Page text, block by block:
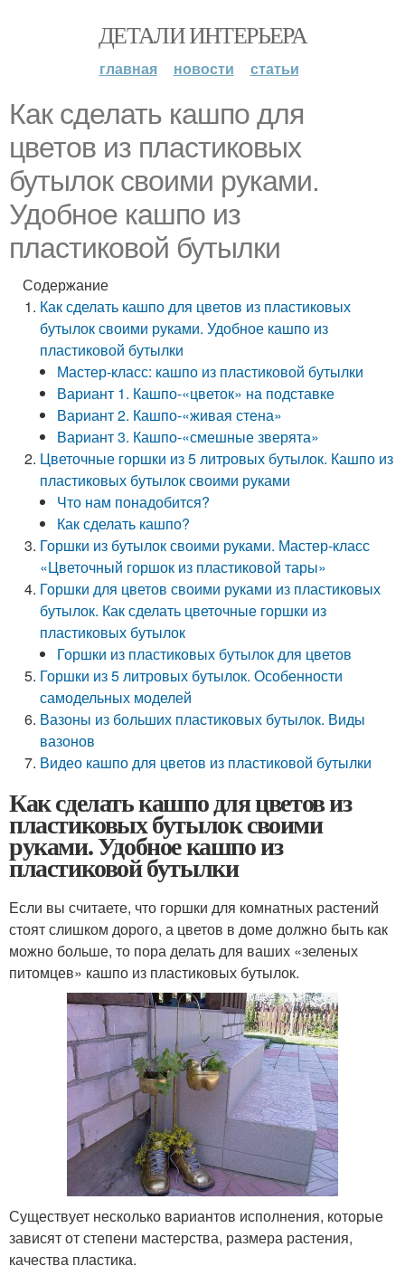
ДЕТАЛИ ИНТЕРЬЕРА
главная новости статьи
Как сделать кашпо для
цветов из пластиковых
бутылок своими руками.
Удобное кашпо из
пластиковой бутылки
Содержание
Как сделать кашпо для цветов из пластиковых
бутылок своими руками. Удобное кашпо из
пластиковой бутылки
Мастер-класс: кашпо из пластиковой бутылки
Вариант 1. Кашпо-«цветок» на подставке
Вариант 2. Кашпо-«живая стена»
Вариант 3. Кашпо-«смешные зверята»
Цветочные горшки из 5 литровых бутылок. Кашпо из
пластиковых бутылок своими руками
Что нам понадобится?
Как сделать кашпо?
Горшки из бутылок своими руками. Мастер-класс
«Цветочный горшок из пластиковой тары»
Горшки для цветов своими руками из пластиковых
бутылок. Как сделать цветочные горшки из
пластиковых бутылок
Горшки из пластиковых бутылок для цветов
Горшки из 5 литровых бутылок. Особенности
самодельных моделей
Вазоны из больших пластиковых бутылок. Виды
вазонов
Видео кашпо для цветов из пластиковой бутылки
Как сделать кашпо для цветов из
пластиковых бутылок своими
руками. Удобное кашпо из
пластиковой бутылки
Если вы считаете, что горшки для комнатных растений
стоят слишком дорого, а цветов в доме должно быть как
можно больше, то пора делать для ваших «зеленых
питомцев» кашпо из пластиковых бутылок.
Существует несколько вариантов исполнения, которые
зависят от степени мастерства, размера растения,
качества пластика.